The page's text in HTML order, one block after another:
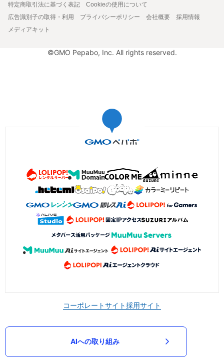
特定商取引法に基づく表記
Cookieの使用について
広告識別子の取得・利用
プライバシーポリシー 会社概要
採用情報
メディアキット
©GMO Pepabo, Inc. All rights reserved.
コーポレートサイト採用サイト
AIへの取り組み